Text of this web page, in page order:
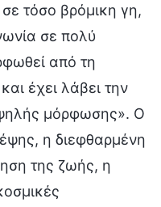
τόσο βρόμικη γη,
σε πολύ
από τη
έχει λάβει την
μόρφωσης». Ο
η διεφθαρμένη
της ζωής, η